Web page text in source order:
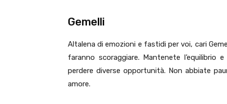
Gemelli
Altalena di emozioni e fastidi per voi, cari
faranno scoraggiare. Mantenete
perdere diverse opportunità. Non abbiate
amore.